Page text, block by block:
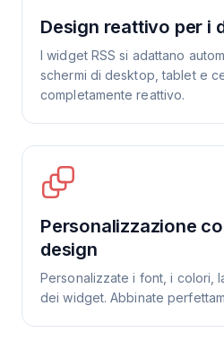
Design reattivo per i
I widget RSS si adattano
schermi di desktop, tablet e
completamente reattivo.
Personalizzazione
design
Personalizzate i font, i colori,
dei widget. Abbinate